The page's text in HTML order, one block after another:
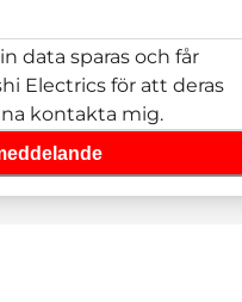
data sparas och får
Electrics för att deras
kontakta mig.